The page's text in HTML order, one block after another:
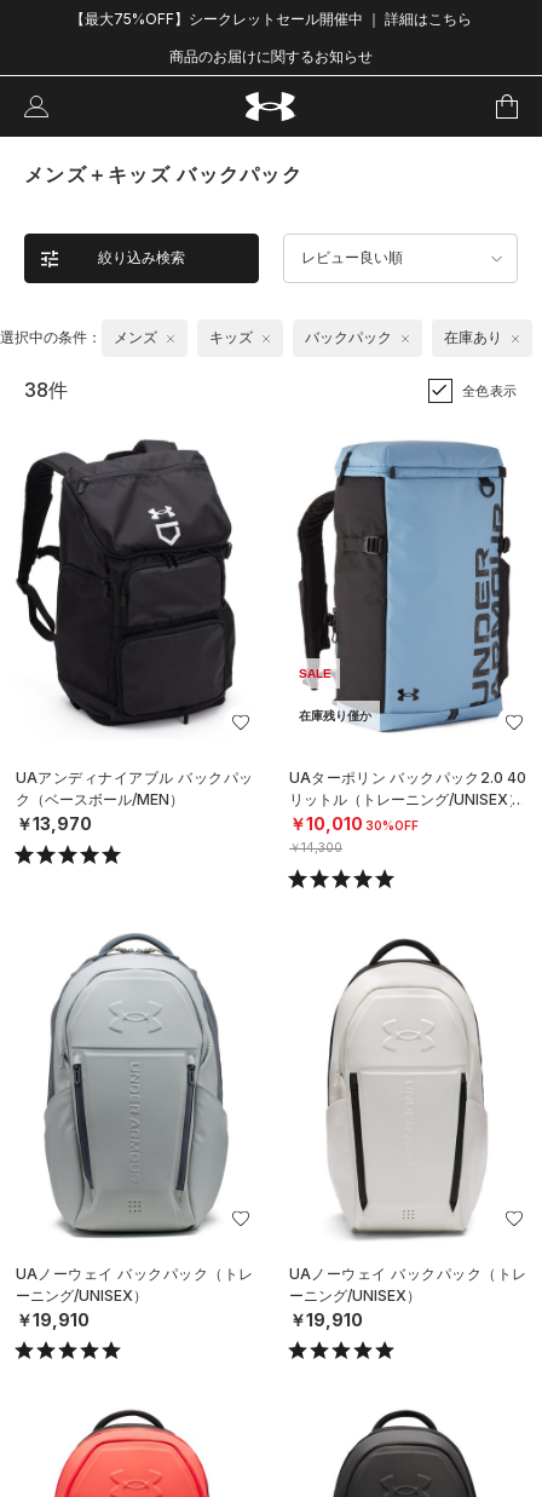
【最大75%OFF】シークレットセール開催中 ｜ 詳細はこちら
商品のお届けに関するお知らせ
メンズ＋キッズ バックパック
絞り込み検索 レビュー良い順
選択中の条件： メンズ キッズ バックパック 在庫あり
38件 全色表示
UAアンディナイアブル バックパッ
ク（ベースボール/MEN）
￥13,970
SALE
在庫残り僅か
UAターポリン バックパック2.0 40
リットル（トレーニング/UNISEX）
￥10,010 30%OFF
￥14,300
UAノーウェイ バックパック（トレ
ーニング/UNISEX）
￥19,910
UAノーウェイ バックパック（トレ
ーニング/UNISEX）
￥19,910